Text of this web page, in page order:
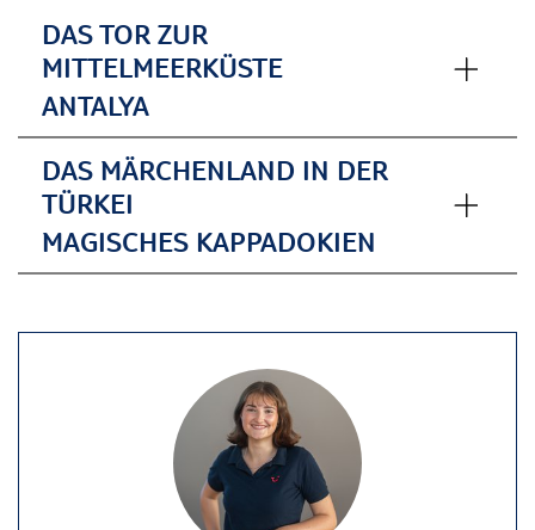
DAS TOR ZUR
MITTELMEERKÜSTE
ANTALYA
DAS MÄRCHENLAND IN DER
TÜRKEI
MAGISCHES KAPPADOKIEN